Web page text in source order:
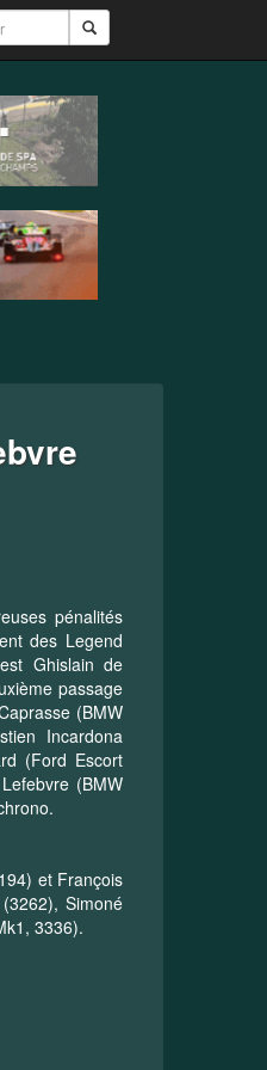
pénalités
des Legend
Ghislain de
passage
(BMW
Incardona
(Ford Escort
(BMW
et François
Simoné
3336).